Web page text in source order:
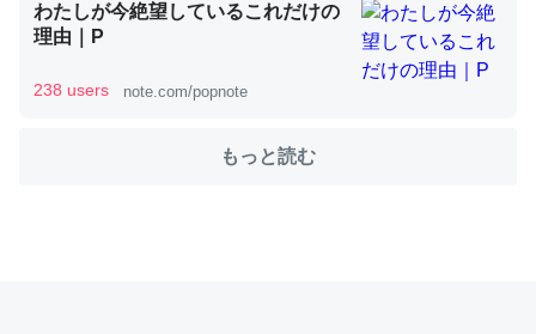
ちぼちRingも置こうかと画策中。あと、Googleマップで
わたしが今絶望しているこれだけの
理由｜P
238 users note.com/popnote
もっと読む